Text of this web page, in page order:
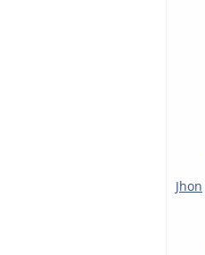
Jhon